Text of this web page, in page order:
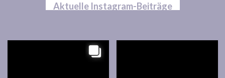
Aktuelle Instagram-Beiträge